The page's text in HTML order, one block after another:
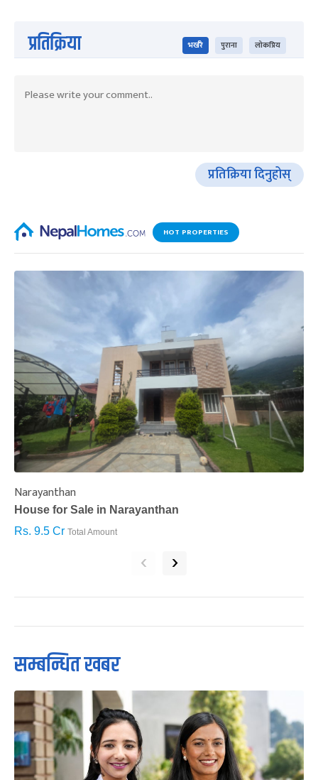
प्रतिक्रिया भर्खरै पुराना लोकप्रिय
प्रतिक्रिया दिनुहोस्
HOT PROPERTIES
Narayanthan
House for Sale in Narayanthan
Rs. 9.5 Cr Total Amount
‹ ›
सम्बन्धित खबर